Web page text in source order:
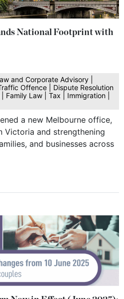
National Footprint with
and Corporate Advisory |
Offence | Dispute Resolution
Family Law | Tax | Immigration |
a new Melbourne office,
Victoria and strengthening
and businesses across